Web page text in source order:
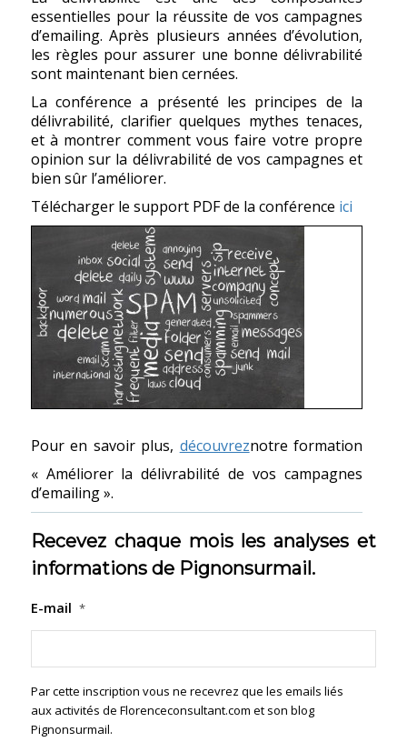
essentielles pour la réussite de vos campagnes
d’emailing. Après plusieurs années d’évolution,
les règles pour assurer une bonne délivrabilité
sont maintenant bien cernées.
La conférence a présenté les principes de la
délivrabilité, clarifier quelques mythes tenaces,
et à montrer comment vous faire votre propre
opinion sur la délivrabilité de vos campagnes et
bien sûr l’améliorer.
Télécharger le support PDF de la conférence ici
Pour en savoir plus, découvreznotre formation
« Améliorer la délivrabilité de vos campagnes
d’emailing ».
Recevez chaque mois les analyses et
informations de Pignonsurmail.
E-mail *
Par cette inscription vous ne recevrez que les emails liés
aux activités de Florenceconsultant.com et son blog
Pignonsurmail.